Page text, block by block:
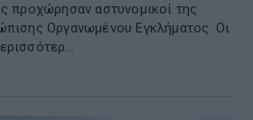
προχώρησαν αστυνομικοί της
Οργανωμένου Εγκλήματος. Οι